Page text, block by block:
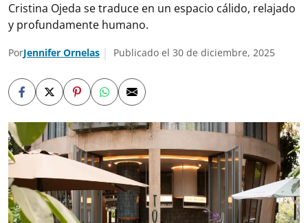
Cristina Ojeda se traduce en un espacio cálido, relajado
y profundamente humano.
PorJennifer Ornelas Publicado el 30 de diciembre, 2025